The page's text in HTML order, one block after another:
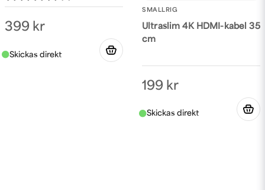
399 kr
SMALLRIG
Ultraslim 4K HDMI-kabel 35
cm
199 kr